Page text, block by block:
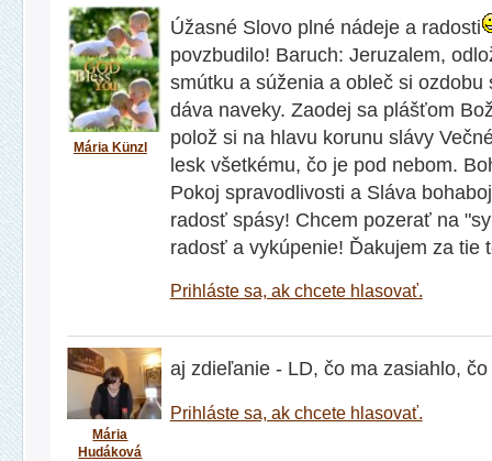
Mária Künzl
Úžasné Slovo plné nádeje a radosti
povzbudilo! Baruch: Jeruzalem,
smútku a súženia a obleč si ozdobu
dáva naveky. Zaodej sa plášťom
polož si na hlavu korunu slávy
lesk všetkému, čo je pod nebom.
Pokoj spravodlivosti a Sláva
radosť spásy! Chcem pozerať na
radosť a vykúpenie! Ďakujem za tie
Prihláste sa, ak chcete hlasovať.
Mária
Hudáková
aj zdieľanie - LD, čo ma zasiahlo,
Prihláste sa, ak chcete hlasovať.